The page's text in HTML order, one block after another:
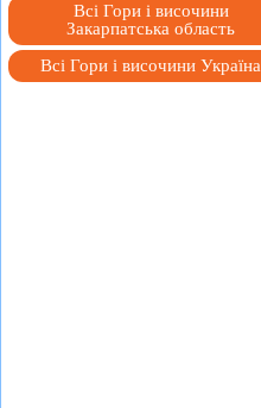
Всі Гори і височини
Закарпатська область
Всі Гори і височини Україна